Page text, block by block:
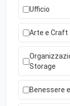
Ufficio
Arte e Craft
Storage
Benessere